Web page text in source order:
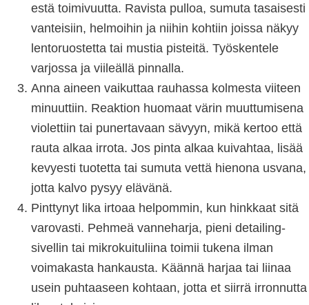
estä toimivuutta. Ravista pulloa, sumuta tasaisesti
vanteisiin, helmoihin ja niihin kohtiin joissa näkyy
lentoruostetta tai mustia pisteitä. Työskentele
varjossa ja viileällä pinnalla.
Anna aineen vaikuttaa rauhassa kolmesta viiteen
minuuttiin. Reaktion huomaat värin muuttumisena
violettiin tai punertavaan sävyyn, mikä kertoo että
rauta alkaa irrota. Jos pinta alkaa kuivahtaa, lisää
kevyesti tuotetta tai sumuta vettä hienona usvana,
jotta kalvo pysyy elävänä.
Pinttynyt lika irtoaa helpommin, kun hinkkaat sitä
varovasti. Pehmeä vanneharja, pieni detailing-
sivellin tai mikrokuituliina toimii tukena ilman
voimakasta hankausta. Käännä harjaa tai liinaa
usein puhtaaseen kohtaan, jotta et siirrä irronnutta